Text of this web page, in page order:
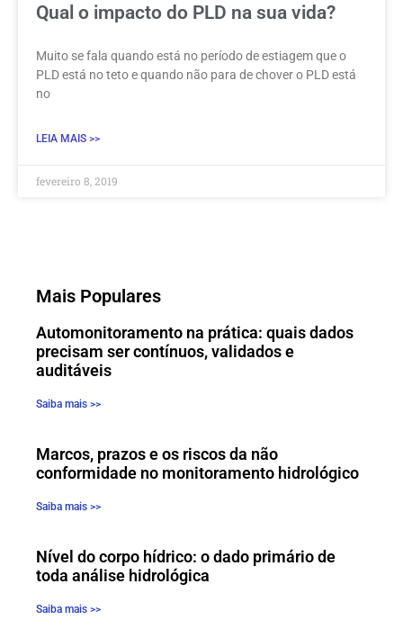
Qual o impacto do PLD na sua vida?
Muito se fala quando está no período de estiagem que o
PLD está no teto e quando não para de chover o PLD está
no
LEIA MAIS >>
fevereiro 8, 2019
Mais Populares
Automonitoramento na prática: quais dados
precisam ser contínuos, validados e
auditáveis
Saiba mais >>
Marcos, prazos e os riscos da não
conformidade no monitoramento hidrológico
Saiba mais >>
Nível do corpo hídrico: o dado primário de
toda análise hidrológica
Saiba mais >>